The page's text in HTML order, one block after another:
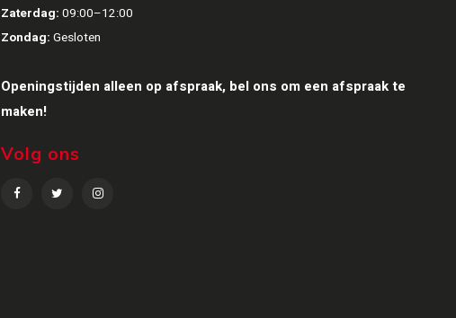
Zaterdag: 09:00–12:00
Zondag: Gesloten
Openingstijden alleen op afspraak, bel ons om een afspraak te
maken!
Volg ons